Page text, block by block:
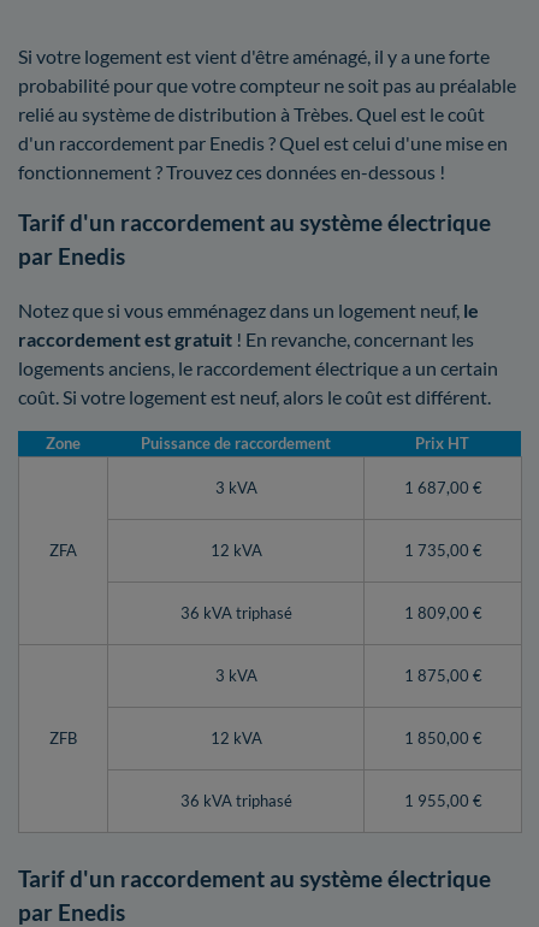
Si votre logement est vient d'être aménagé, il y a une forte
probabilité pour que votre compteur ne soit pas au préalable
relié au système de distribution à Trèbes. Quel est le coût
d'un raccordement par Enedis ? Quel est celui d'une mise en
fonctionnement ? Trouvez ces données en-dessous !
Tarif d'un raccordement au système électrique
par Enedis
Notez que si vous emménagez dans un logement neuf, le
raccordement est gratuit ! En revanche, concernant les
logements anciens, le raccordement électrique a un certain
coût. Si votre logement est neuf, alors le coût est différent.
Zone Puissance de raccordement Prix HT
ZFA
3 kVA 1 687,00 €
12 kVA 1 735,00 €
36 kVA triphasé 1 809,00 €
ZFB
3 kVA 1 875,00 €
12 kVA 1 850,00 €
36 kVA triphasé 1 955,00 €
Tarif d'un raccordement au système électrique
par Enedis